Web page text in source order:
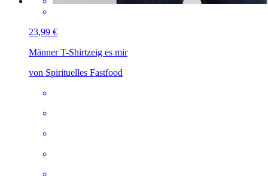
23,99 €
Männer T-Shirtzeig es mir
von Spirituelles Fastfood